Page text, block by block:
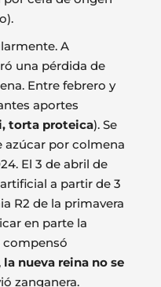
A
una pérdida de
Entre febrero y
aportes
torta proteica). Se
azúcar por colmena
El 3 de abril de
artificial a partir de 3
R2 de la primavera
en parte la
compensó
la nueva reina no se
zanganera.